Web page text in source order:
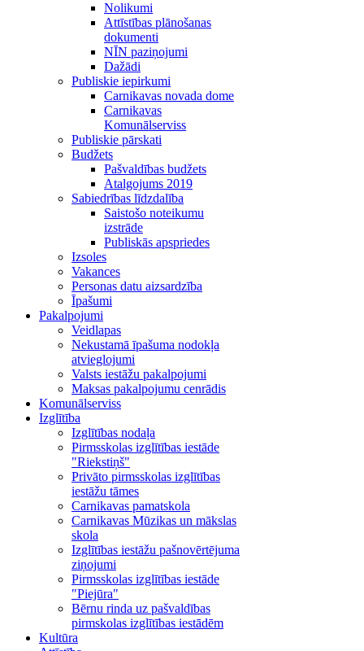
Nolikumi
Attīstības plānošanas
dokumenti
NĪN paziņojumi
Dažādi
Publiskie iepirkumi
Carnikavas novada dome
Carnikavas
Komunālserviss
Publiskie pārskati
Budžets
Pašvaldības budžets
Atalgojums 2019
Sabiedrības līdzdalība
Saistošo noteikumu
izstrāde
Publiskās apspriedes
Izsoles
Vakances
Personas datu aizsardzība
Īpašumi
Pakalpojumi
Veidlapas
Nekustamā īpašuma nodokļa
atvieglojumi
Valsts iestāžu pakalpojumi
Maksas pakalpojumu cenrādis
Komunālserviss
Izglītība
Izglītības nodaļa
Pirmsskolas izglītības iestāde
"Riekstiņš"
Privāto pirmsskolas izglītības
iestāžu tāmes
Carnikavas pamatskola
Carnikavas Mūzikas un mākslas
skola
Izglītības iestāžu pašnovērtējuma
ziņojumi
Pirmsskolas izglītības iestāde
"Piejūra"
Bērnu rinda uz pašvaldības
pirmskolas izglītības iestādēm
Kultūra